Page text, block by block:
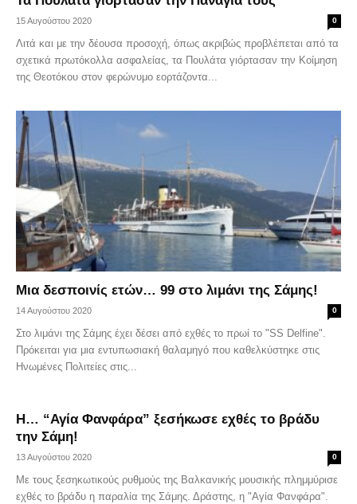
15 Αυγούστου 2020 0
Λιτά και με την δέουσα προσοχή, όπως ακριβώς προβλέπεται από τα
σχετικά πρωτόκολλα ασφαλείας, τα Πουλάτα γιόρτασαν την Κοίμηση
της Θεοτόκου στον φερώνυμο εορτάζοντα...
Μια δεσποινίς ετών… 99 στο λιμάνι της Σάμης!
14 Αυγούστου 2020 0
Στο λιμάνι της Σάμης έχει δέσει από εχθές το πρωί το "SS Delfine".
Πρόκειται για μια εντυπωσιακή θαλαμηγό που καθελκύστηκε στις
Ηνωμένες Πολιτείες στις...
Η… “Αγία Φανφάρα” ξεσήκωσε εχθές το βράδυ
την Σάμη!
13 Αυγούστου 2020 0
Με τους ξεσηκωτικούς ρυθµούς της Βαλκανικής μουσικής πλημμύρισε
εχθές το βράδυ η παραλία της Σάμης. Δράστης, η "Αγία Φανφάρα".